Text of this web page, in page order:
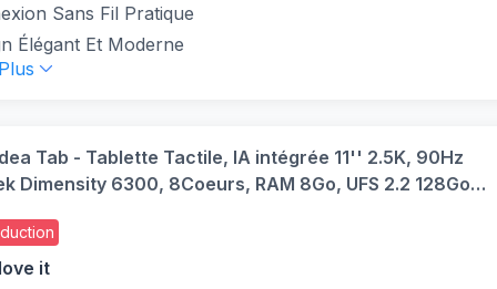
Sans Fil Pratique
Élégant Et Moderne
Tab - Tablette Tactile, IA intégrée 11'' 2.5K, 90Hz
Dimensity 6300, 8Coeurs, RAM 8Go, UFS 2.2 128Go,
Wifi5 + Bluetooth) Lenovo Tab Pen - Gris
it